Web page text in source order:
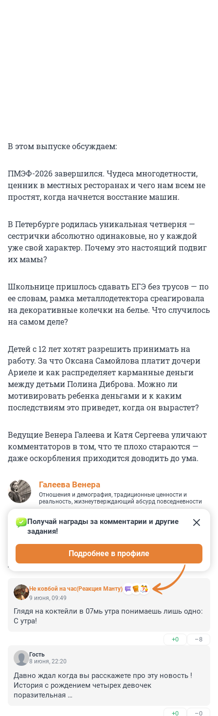
В этом выпуске обсуждаем:
ПМЭФ-2026 завершился. Чудеса многодетности,
ценник в местных ресторанах и чего нам всем не
простят, когда начнется восстание машин.
В Петербурге родилась уникальная четверня —
сестрички абсолютно одинаковые, но у каждой
уже свой характер. Почему это настоящий подвиг
их мамы?
Школьнице пришлось сдавать ЕГЭ без трусов — по
ее словам, рамка металлодетектора среагировала
на декоративные колечки на белье. Что случилось
на самом деле?
Детей с 12 лет хотят разрешить принимать на
работу. За что Оксана Самойлова платит дочери
Ариеле и как распределяет карманные деньги
между детьми Полина Диброва. Можно ли
мотивировать ребенка деньгами и к каким
последствиям это приведет, когда он вырастет?
Ведущие Венера Галеева и Катя Сергеева уличают
комментаторов в том, что те плохо стараются —
даже оскорбления приходится доводить до ума.
Галеева Венера
Отношения и демография, традиционные ценности и
реальность, жизнеутверждающий абсурд повседневности
КОММЕНТАРИИ 230
Не ковбой на час(Реакция Манту)
Получай награды за комментарии и другие
задания!
Подробнее в профиле
9 июня, 09:49
Глядя на коктейли в 07мь утра понимаешь лишь одно:
С утра!
+0 –8
Гость
8 июня, 22:20
Давно ждал когда вы расскажете про эту новость !
История с рождением четырех девочек
поразительная
+0 –0